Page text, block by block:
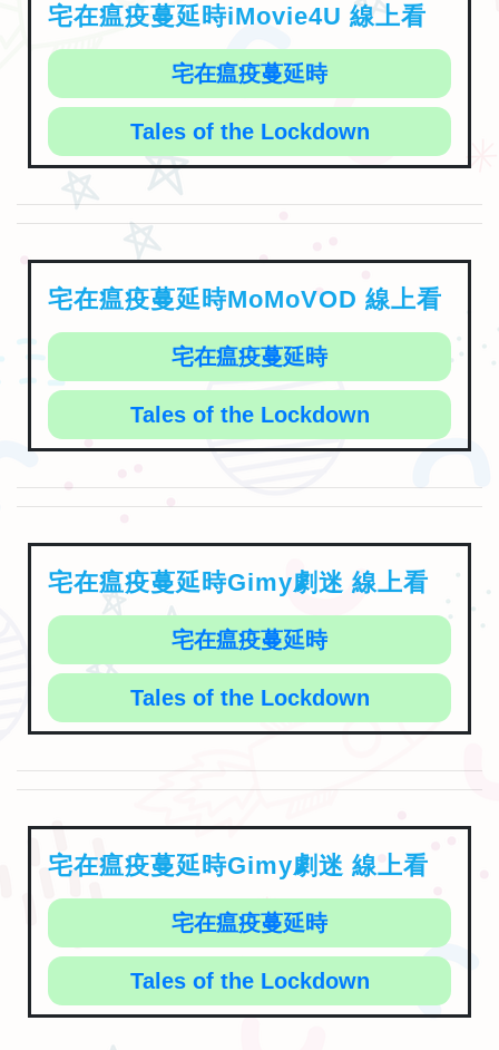
宅在瘟疫蔓延時iMovie4U 線上看
宅在瘟疫蔓延時
Tales of the Lockdown
宅在瘟疫蔓延時MoMoVOD 線上看
宅在瘟疫蔓延時
Tales of the Lockdown
宅在瘟疫蔓延時Gimy劇迷 線上看
宅在瘟疫蔓延時
Tales of the Lockdown
宅在瘟疫蔓延時Gimy劇迷 線上看
宅在瘟疫蔓延時
Tales of the Lockdown